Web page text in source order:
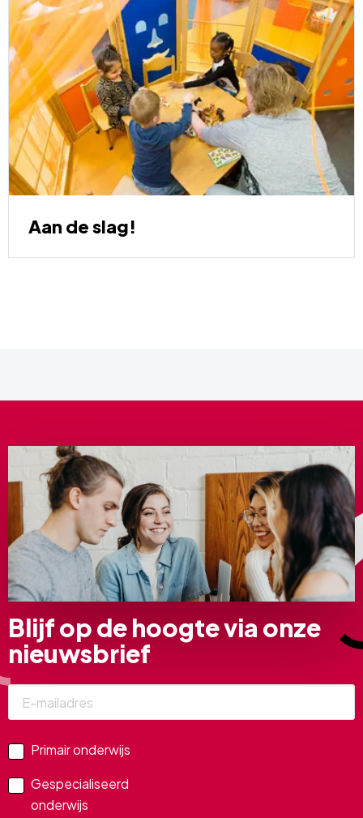
Aan de slag!
de
slag!
Blijf op de hoogte via onze
nieuwsbrief
Primair onderwijs
Gespecialiseerd
onderwijs